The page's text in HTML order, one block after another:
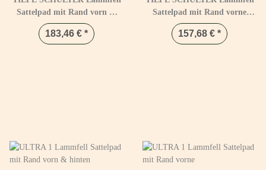
Sattelpad mit Rand vorn &
hinten
183,46 € *
Sattelpad mit Rand vorne
Schwarz & Natur
157,68 € *